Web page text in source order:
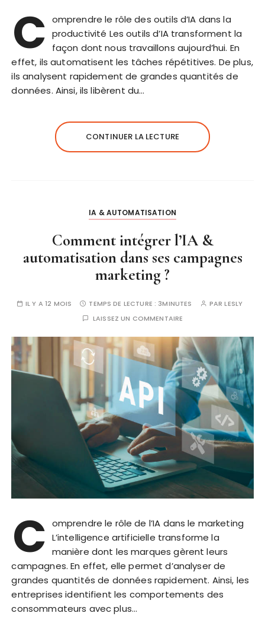
C omprendre le rôle des outils d’IA dans la
productivité Les outils d’IA transforment la
façon dont nous travaillons aujourd’hui. En
effet, ils automatisent les tâches répétitives. De plus,
ils analysent rapidement de grandes quantités de
données. Ainsi, ils libèrent du…
CONTINUER LA LECTURE
IA & AUTOMATISATION
Comment intégrer l’IA &
automatisation dans ses campagnes
marketing ?
IL Y A 12 MOIS TEMPS DE LECTURE : 3MINUTES PARLESLY
LAISSEZ UN COMMENTAIRE
C omprendre le rôle de l’IA dans le marketing
L’intelligence artificielle transforme la
manière dont les marques gèrent leurs
campagnes. En effet, elle permet d’analyser de
grandes quantités de données rapidement. Ainsi, les
entreprises identifient les comportements des
consommateurs avec plus…